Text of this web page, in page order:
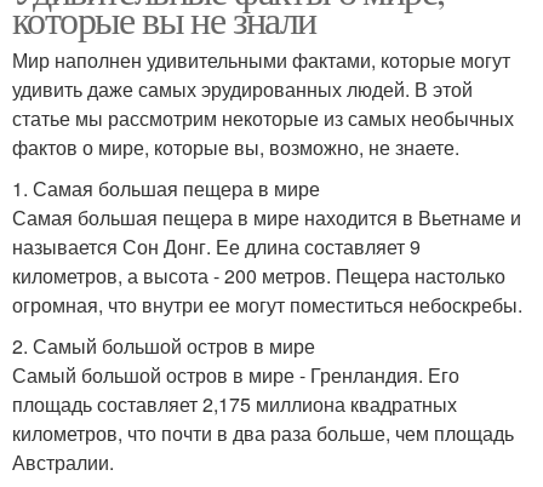
которые вы не знали
Мир наполнен удивительными фактами, которые могут
удивить даже самых эрудированных людей. В этой
статье мы рассмотрим некоторые из самых необычных
фактов о мире, которые вы, возможно, не знаете.
1. Самая большая пещера в мире
Самая большая пещера в мире находится в Вьетнаме и
называется Сон Донг. Ее длина составляет 9
километров, а высота - 200 метров. Пещера настолько
огромная, что внутри ее могут поместиться небоскребы.
2. Самый большой остров в мире
Самый большой остров в мире - Гренландия. Его
площадь составляет 2,175 миллиона квадратных
километров, что почти в два раза больше, чем площадь
Австралии.